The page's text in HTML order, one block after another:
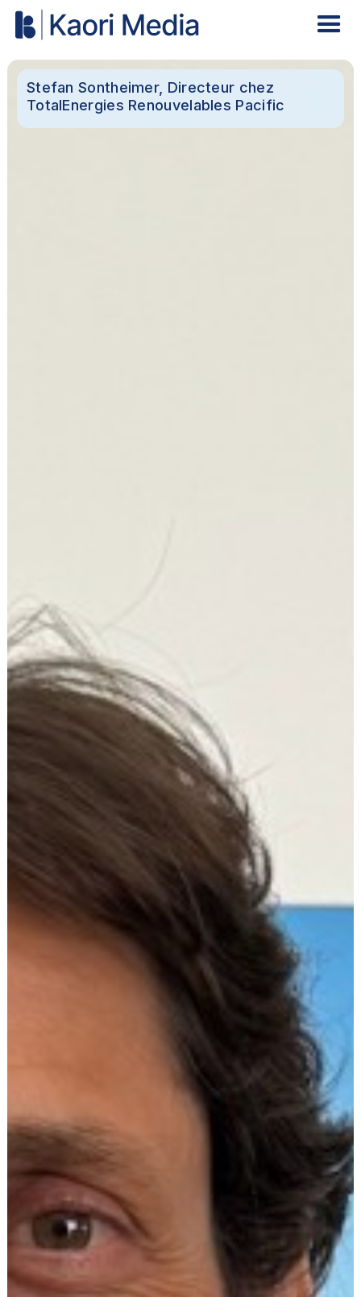
Stefan Sontheimer, Directeur chez
TotalEnergies Renouvelables Pacific